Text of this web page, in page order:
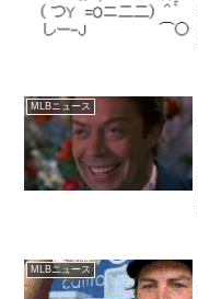
MLBニュース
MLBニュース